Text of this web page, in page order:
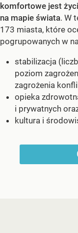
komfortowe jest
na mapie świata. W
173 miasta, które
pogrupowanych w
stabilizacja
poziom
zagrożenia
opieka
i prywatnych
kultura i